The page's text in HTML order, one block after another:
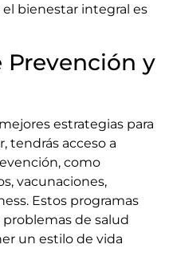
bienestar integral es
Prevención y
estrategias para
tendrás acceso a
como
vacunaciones,
Estos programas
de salud
un estilo de vida